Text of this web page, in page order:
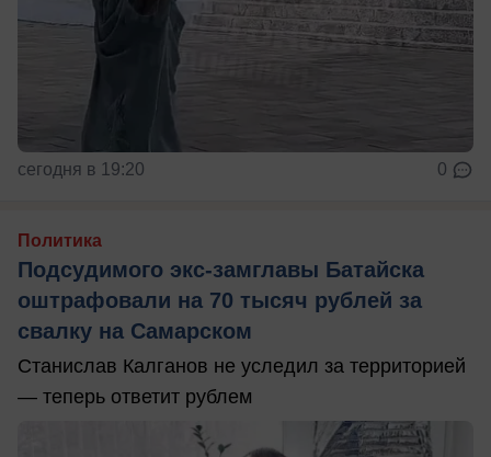
сегодня в 19:20 0
Политика
Подсудимого экс-замглавы Батайска
оштрафовали на 70 тысяч рублей за
свалку на Самарском
Станислав Калганов не уследил за территорией
— теперь ответит рублем